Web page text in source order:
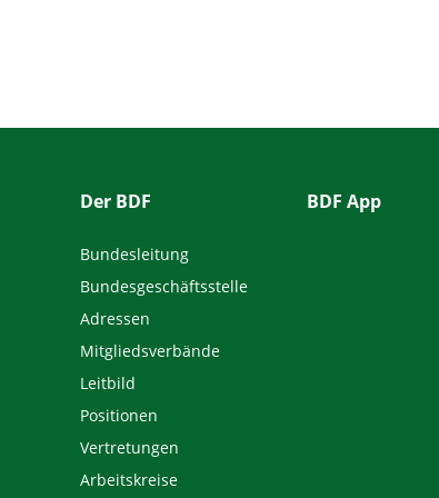
Der BDF
Bundesleitung
Bundesgeschäftsstelle
Adressen
Mitgliedsverbände
Leitbild
Positionen
Vertretungen
Arbeitskreise
BDF App